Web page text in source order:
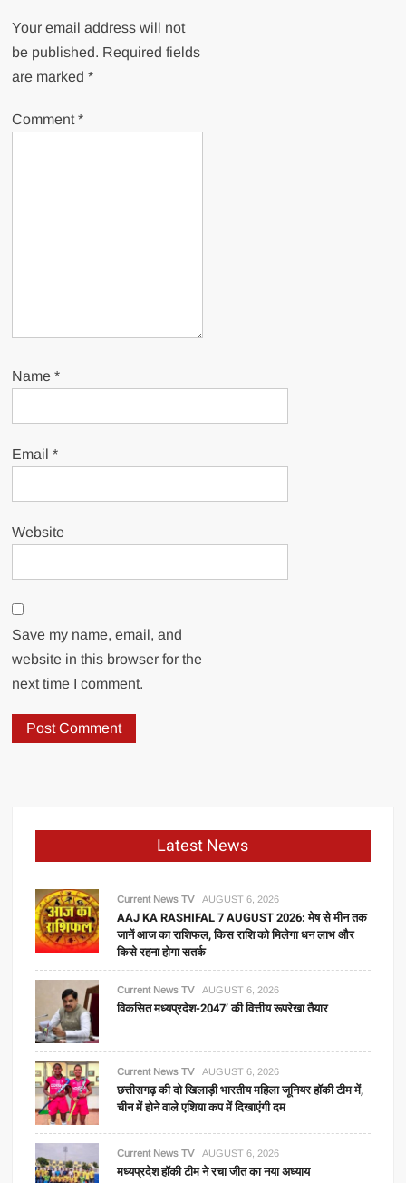
Your email address will not
be published. Required fields
are marked*
Comment*
Name*
Email*
Website
Save my name, email, and
website in this browser for the
next time I comment.
Latest News
Current News TV AUGUST 6, 2026
AAJ KA RASHIFAL 7 AUGUST 2026: मेष से मीन तक
जानें आज का राशिफल, किस राशि को मिलेगा धन लाभ और
किसे रहना होगा सतर्क
Current News TV AUGUST 6, 2026
विकसित मध्यप्रदेश-2047’ की वित्तीय रूपरेखा तैयार
Current News TV AUGUST 6, 2026
छत्तीसगढ़ की दो खिलाड़ी भारतीय महिला जूनियर हॉकी टीम में,
चीन में होने वाले एशिया कप में दिखाएंगी दम
Current News TV AUGUST 6, 2026
मध्यप्रदेश हॉकी टीम ने रचा जीत का नया अध्याय